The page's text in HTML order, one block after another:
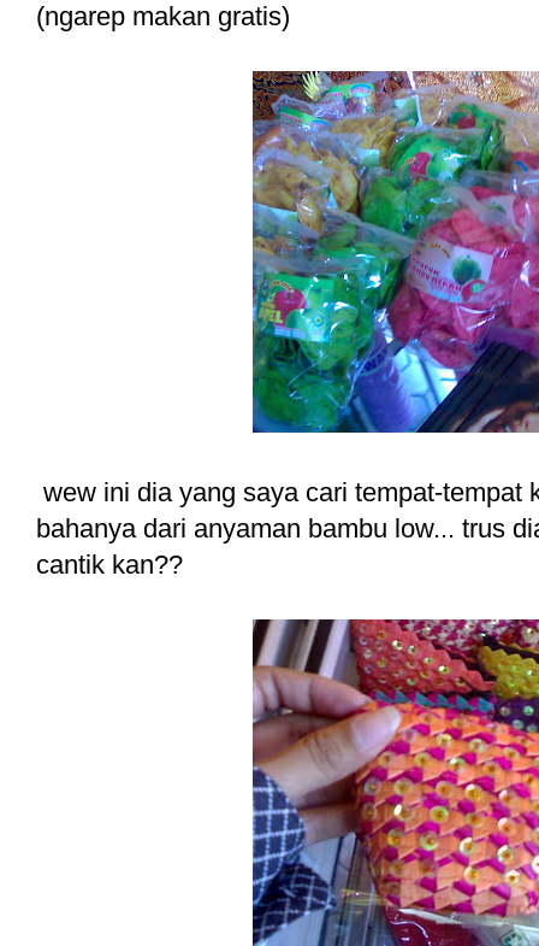
(ngarep makan gratis)
wew ini dia yang saya cari tempat-tempat
bahanya dari anyaman bambu low... trus
cantik kan??